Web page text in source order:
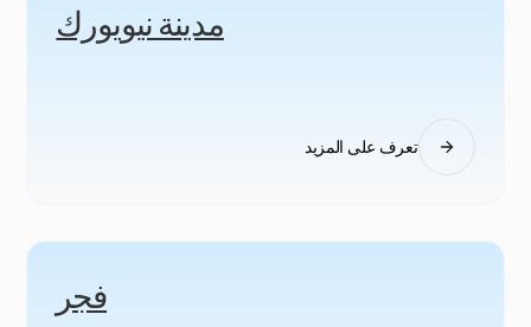
مدينة نيويورك
تعرف على المزيد
فجر